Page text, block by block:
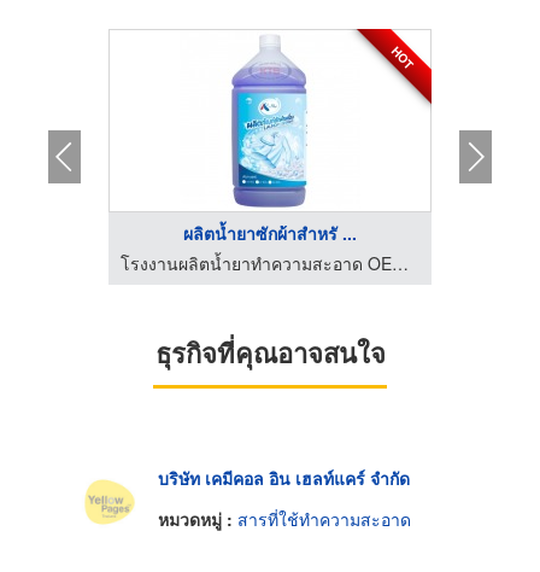
HOT
ผลิตน้ำยาซักผ้าสำหรั ...
โรงงานผลิตน้ำยาทำความสะอาด OEM - คงธนา เซอร์วิส
ธุรกิจที่คุณอาจสนใจ
บริษัท เคมีคอล อิน เฮลท์แคร์ จำกัด
หมวดหมู่ : สารที่ใช้ทำความสะอาด